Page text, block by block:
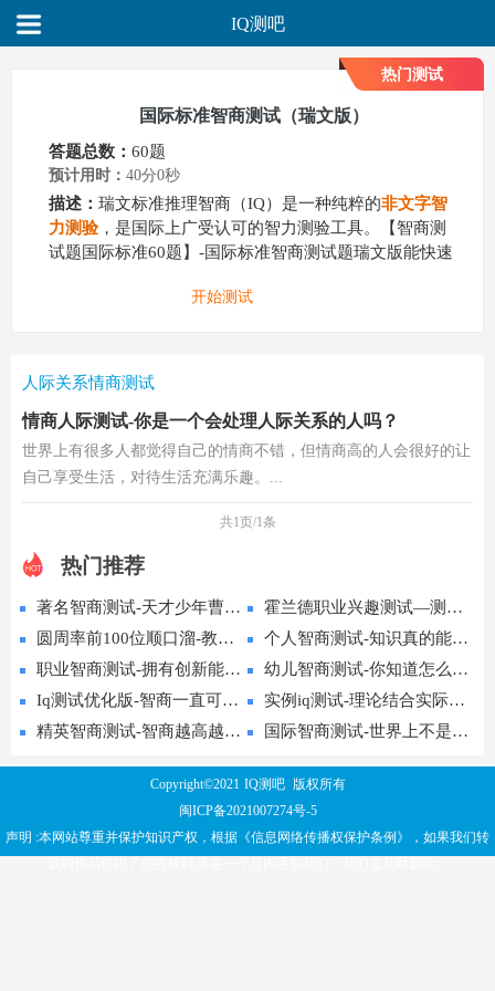
IQ测吧
国际标准智商测试（瑞文版）
答题总数： 60题
预计用时： 40分0秒
描述： 瑞文标准推理智商（IQ）是一种纯粹的非文字智
力测验，是国际上广受认可的智力测验工具。【智商测
试题国际标准60题】-国际标准智商测试题瑞文版能快速
多少同龄人?快来测一测吧！
开始测试
热门测试
人际关系情商测试
情商人际测试-你是一个会处理人际关系的人吗？
世界上有很多人都觉得自己的情商不错，但情商高的人会很好的让
自己享受生活，对待生活充满乐趣。...
共1页/1条
热门推荐
著名智商测试-天才少年曹冲的智商有多高
霍兰德职业兴趣测试—测试您个人职业兴趣特性
圆周率前100位顺口溜-教您如何快速记忆圆周率
个人智商测试-知识真的能改变命运吗？
职业智商测试-拥有创新能力重要吗？
幼儿智商测试-你知道怎么培育孩子的智商吗？
Iq测试优化版-智商一直可以改变！
实例iq测试-理论结合实际能够提高学习力
精英智商测试-智商越高越喜欢独处
国际智商测试-世界上不是人均高智商的
Copyright©2021 IQ测吧 版权所有
闽ICP备2021007274号-5
声明 :本网站尊重并保护知识产权，根据《信息网络传播权保护条例》，如果我们转